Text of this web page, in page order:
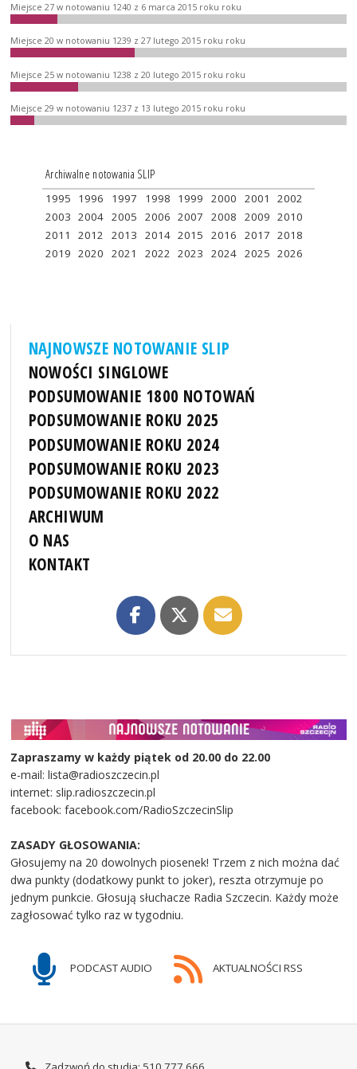
Miejsce 27 w notowaniu 1240 z 6 marca 2015 roku roku
Miejsce 20 w notowaniu 1239 z 27 lutego 2015 roku roku
Miejsce 25 w notowaniu 1238 z 20 lutego 2015 roku roku
Miejsce 29 w notowaniu 1237 z 13 lutego 2015 roku roku
Archiwalne notowania SLIP
1995 1996 1997 1998 1999 2000 2001
2002
2003 2004 2005 2006 2007 2008 2009 2010
2011
2012 2013 2014 2015 2016 2017 2018
2019 2020 2021 2022 2023 2024 2025 2026
NAJNOWSZE NOTOWANIE SLIP
NOWOŚCI SINGLOWE
PODSUMOWANIE 1800 NOTOWAŃ
PODSUMOWANIE ROKU 2025
PODSUMOWANIE ROKU 2024
PODSUMOWANIE ROKU 2023
PODSUMOWANIE ROKU 2022
ARCHIWUM
O NAS
KONTAKT
Zapraszamy w każdy piątek od 20.00 do 22.00
e-mail: lista@radioszczecin.pl
internet: slip.radioszczecin.pl
facebook: facebook.com/RadioSzczecinSlip
ZASADY GŁOSOWANIA:
Głosujemy na 20 dowolnych piosenek! Trzem z nich można dać
dwa punkty (dodatkowy punkt to joker), reszta otrzymuje po
jednym punkcie. Głosują słuchacze Radia Szczecin. Każdy może
zagłosować tylko raz w tygodniu.
PODCAST AUDIO AKTUALNOŚCI RSS